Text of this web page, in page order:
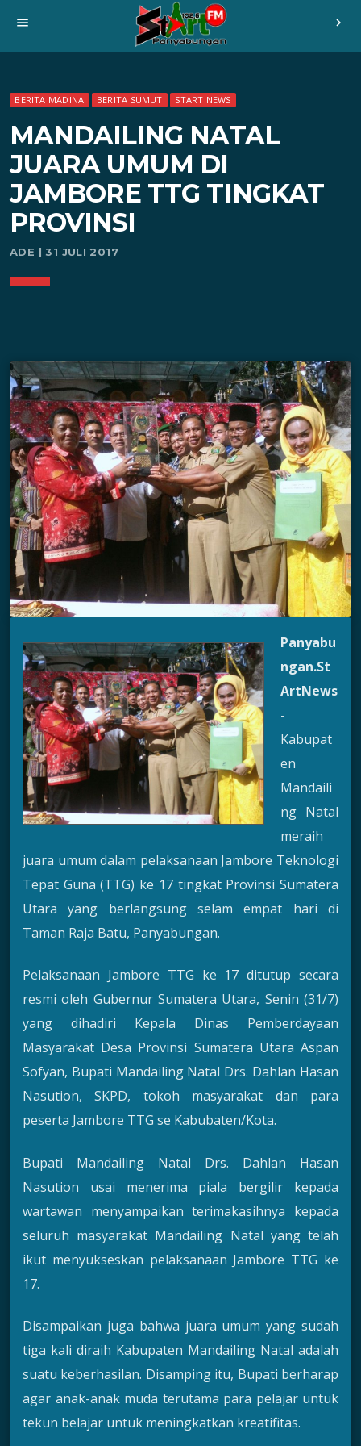
menu chevron_right
BERITA MADINA BERITA SUMUT START NEWS
MANDAILING NATAL
JUARA UMUM DI
JAMBORE TTG TINGKAT
PROVINSI
ADE | 31 JULI 2017
Panyabu
ngan.St
ArtNews
-
Kabupat
en
Mandaili
ng Natal
meraih
juara umum dalam pelaksanaan Jambore Teknologi
Tepat Guna (TTG) ke 17 tingkat Provinsi Sumatera
Utara yang berlangsung selam empat hari di
Taman Raja Batu, Panyabungan.
Pelaksanaan Jambore TTG ke 17 ditutup secara
resmi oleh Gubernur Sumatera Utara, Senin (31/7)
yang dihadiri Kepala Dinas Pemberdayaan
Masyarakat Desa Provinsi Sumatera Utara Aspan
Sofyan, Bupati Mandailing Natal Drs. Dahlan Hasan
Nasution, SKPD, tokoh masyarakat dan para
peserta Jambore TTG se Kabubaten/Kota.
Bupati Mandailing Natal Drs. Dahlan Hasan
Nasution usai menerima piala bergilir kepada
wartawan menyampaikan terimakasihnya kepada
seluruh masyarakat Mandailing Natal yang telah
ikut menyukseskan pelaksanaan Jambore TTG ke
17.
Disampaikan juga bahwa juara umum yang sudah
tiga kali diraih Kabupaten Mandailing Natal adalah
suatu keberhasilan. Disamping itu, Bupati berharap
agar anak-anak muda terutama para pelajar untuk
tekun belajar untuk meningkatkan kreatifitas.